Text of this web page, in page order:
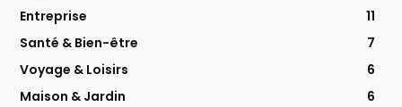
Entreprise
11
Santé & Bien-être
7
Voyage & Loisirs
6
Maison & Jardin
6